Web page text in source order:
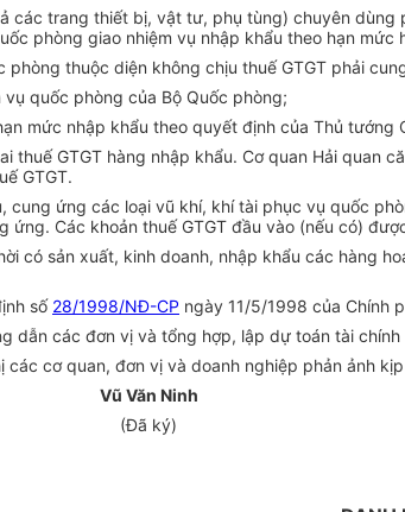
các trang thiết bị, vật tư, phụ tùng) chuyên
phòng giao nhiệm vụ nhập khẩu theo hạn
thuộc diện không chịu thuế GTGT phải
quốc phòng của Bộ Quốc phòng;
mức nhập khẩu theo quyết định của Thủ
thuế GTGT hàng nhập khẩu. Cơ quan Hải
GTGT.
cung ứng các loại vũ khí, khí tài phục vụ quốc
ứng. Các khoản thuế GTGT đầu vào (nếu có)
có sản xuất, kinh doanh, nhập khẩu các hàng
số 28/1998/NĐ-CP ngày 11/5/1998 của Chính
dẫn các đơn vị và tổng hợp, lập dự toán tài
cơ quan, đơn vị và doanh nghiệp phản ảnh
Vũ Văn Ninh
(Đã ký)